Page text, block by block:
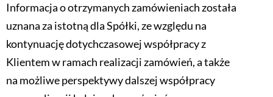
Informacja o otrzymanych zamówieniach została
uznana za istotną dla Spółki, ze względu na
kontynuację dotychczasowej współpracy z
Klientem w ramach realizacji zamówień, a także
na możliwe perspektywy dalszej współpracy